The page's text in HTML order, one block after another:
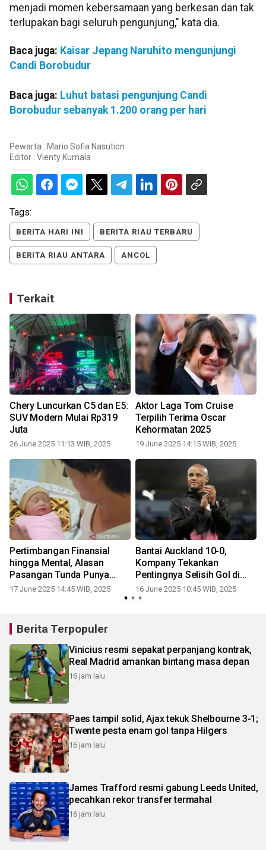
menjadi momen kebersamaan yang berkesan dan tak
terlupakan bagi seluruh pengunjung," kata dia.
Baca juga: Kaisar Jepang Naruhito mengunjungi
Candi Borobudur
Baca juga: Luhut batasi pengunjung Candi
Borobudur sebanyak 1.200 orang per hari
Pewarta : Mario Sofia Nasution
Editor : Vienty Kumala
Tags:
BERITA HARI INI BERITA RIAU TERBARU
BERITA RIAU ANTARA ANCOL
Terkait
Chery Luncurkan C5 dan E5:
SUV Modern Mulai Rp319
Juta
26 June 2025 11:13 WIB, 2025
Aktor Laga Tom Cruise
Terpilih Terima Oscar
Kehormatan 2025
19 June 2025 14:15 WIB, 2025
Pertimbangan Finansial
hingga Mental, Alasan
Pasangan Tunda Punya
Anak
17 June 2025 14:45 WIB, 2025
Bantai Auckland 10-0,
Kompany Tekankan
Pentingnya Selisih Gol di
Grup Berat
16 June 2025 10:45 WIB, 2025
Berita Terpopuler
Vinicius resmi sepakat perpanjang kontrak,
Real Madrid amankan bintang masa depan
16 jam lalu
Paes tampil solid, Ajax tekuk Shelbourne 3-1;
Twente pesta enam gol tanpa Hilgers
16 jam lalu
James Trafford resmi gabung Leeds United,
pecahkan rekor transfer termahal
16 jam lalu